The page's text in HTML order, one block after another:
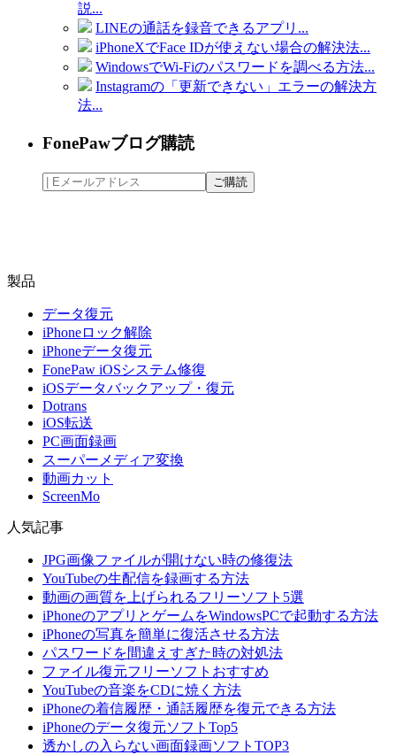
説...
LINEの通話を録音できるアプリ...
iPhoneXでFace IDが使えない場合の解決法...
WindowsでWi-Fiのパスワードを調べる方法...
Instagramの「更新できない」エラーの解決方
法...
FonePawブログ購読
製品
データ復元
iPhoneロック解除
iPhoneデータ復元
FonePaw iOSシステム修復
iOSデータバックアップ・復元
Dotrans
iOS転送
PC画面録画
スーパーメディア変換
動画カット
ScreenMo
人気記事
JPG画像ファイルが開けない時の修復法
YouTubeの生配信を録画する方法
動画の画質を上げられるフリーソフト5選
iPhoneのアプリとゲームをWindowsPCで起動する方法
iPhoneの写真を簡単に復活させる方法
パスワードを間違えすぎた時の対処法
ファイル復元フリーソフトおすすめ
YouTubeの音楽をCDに焼く方法
iPhoneの着信履歴・通話履歴を復元できる方法
iPhoneのデータ復元ソフトTop5
透かしの入らない画面録画ソフトTOP3